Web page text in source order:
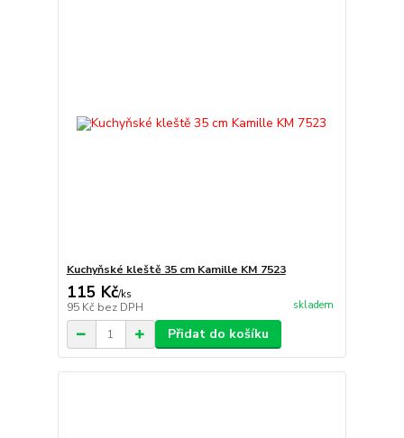
Kuchyňské kleště 35 cm Kamille KM 7523
115 Kč/ks
95 Kč bez DPH skladem
Přidat do košíku